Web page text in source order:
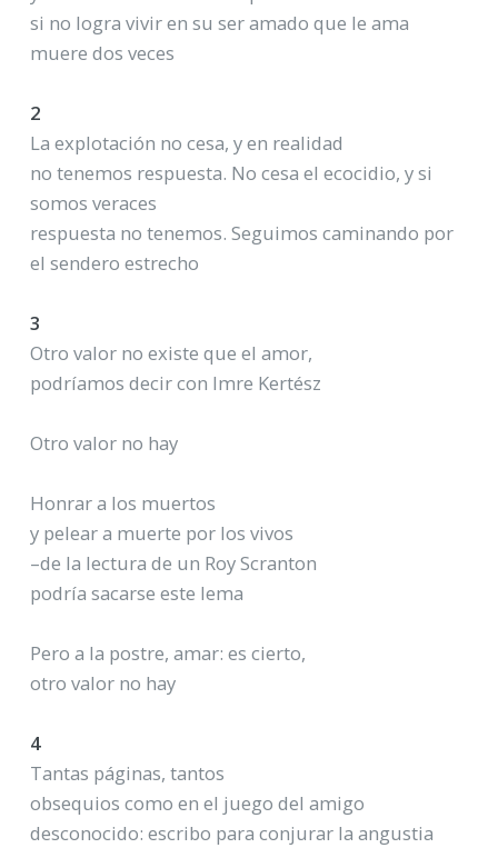
si no logra vivir en su ser amado que le ama
muere dos veces
2
La explotación no cesa, y en realidad
no tenemos respuesta. No cesa el ecocidio, y si
somos veraces
respuesta no tenemos. Seguimos caminando por
el sendero estrecho
3
Otro valor no existe que el amor,
podríamos decir con Imre Kertész
Otro valor no hay
Honrar a los muertos
y pelear a muerte por los vivos
–de la lectura de un Roy Scranton
podría sacarse este lema
Pero a la postre, amar: es cierto,
otro valor no hay
4
Tantas páginas, tantos
obsequios como en el juego del amigo
desconocido: escribo para conjurar la angustia